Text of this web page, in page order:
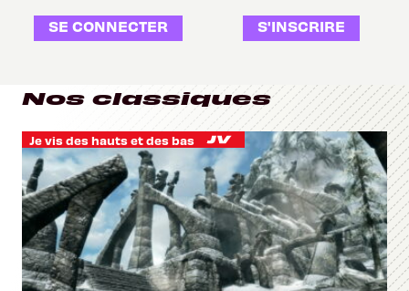
SE CONNECTER S'INSCRIRE
Nos classiques
Je vis des hauts et des bas